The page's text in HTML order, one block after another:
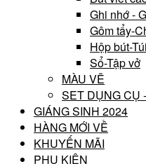
Ghi nhớ -
Gôm tẩy-
Hộp bút-
Sổ-Tập vở
MÀU VẼ
SET DỤNG CỤ
GIÁNG SINH 2024
HÀNG MỚI VỀ
KHUYẾN MÃI
PHỤ KIỆN